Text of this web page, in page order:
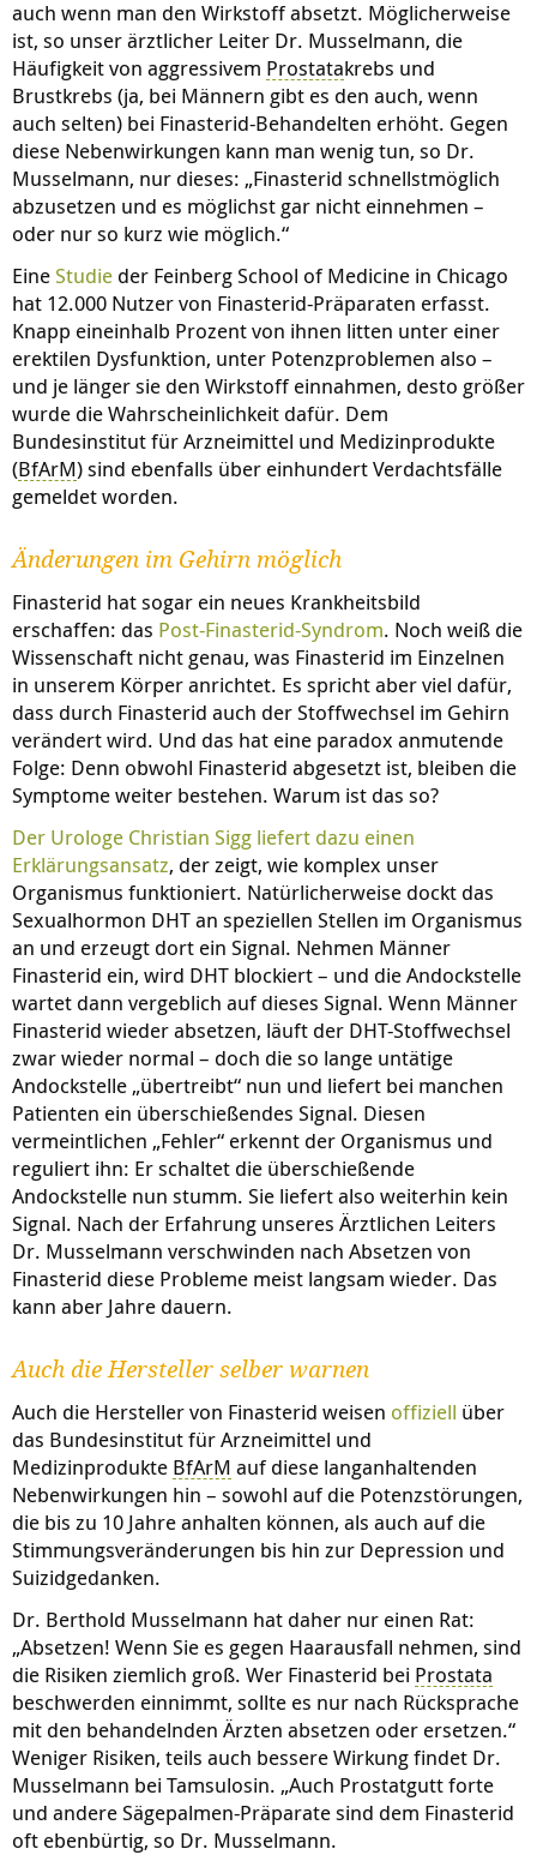
auch wenn man den Wirkstoff absetzt. Möglicherweise
ist, so unser ärztlicher Leiter Dr. Musselmann, die
Häufigkeit von aggressivem Prostatakrebs und
Brustkrebs (ja, bei Männern gibt es den auch, wenn
auch selten) bei Finasterid-Behandelten erhöht. Gegen
diese Nebenwirkungen kann man wenig tun, so Dr.
Musselmann, nur dieses: „Finasterid schnellstmöglich
abzusetzen und es möglichst gar nicht einnehmen –
oder nur so kurz wie möglich.“
EineStudie der Feinberg School of Medicine in Chicago
hat 12.000 Nutzer von Finasterid-Präparaten erfasst.
Knapp eineinhalb Prozent von ihnen litten unter einer
erektilen Dysfunktion, unter Potenzproblemen also –
und je länger sie den Wirkstoff einnahmen, desto größer
wurde die Wahrscheinlichkeit dafür. Dem
Bundesinstitut für Arzneimittel und Medizinprodukte
(BfArM) sind ebenfalls über einhundert Verdachtsfälle
gemeldet worden.
Änderungen im Gehirn möglich
Finasterid hat sogar ein neues Krankheitsbild
erschaffen: das Post-Finasterid-Syndrom. Noch weiß die
Wissenschaft nicht genau, was Finasterid im Einzelnen
in unserem Körper anrichtet. Es spricht aber viel dafür,
dass durch Finasterid auch der Stoffwechsel im Gehirn
verändert wird. Und das hat eine paradox anmutende
Folge: Denn obwohl Finasterid abgesetzt ist, bleiben die
Symptome weiter bestehen. Warum ist das so?
Der Urologe Christian Sigg liefert dazu einen
Erklärungsansatz, der zeigt, wie komplex unser
Organismus funktioniert. Natürlicherweise dockt das
Sexualhormon DHT an speziellen Stellen im Organismus
an und erzeugt dort ein Signal. Nehmen Männer
Finasterid ein, wird DHT blockiert – und die Andockstelle
wartet dann vergeblich auf dieses Signal. Wenn Männer
Finasterid wieder absetzen, läuft der DHT-Stoffwechsel
zwar wieder normal – doch die so lange untätige
Andockstelle „übertreibt“ nun und liefert bei manchen
Patienten ein überschießendes Signal. Diesen
vermeintlichen „Fehler“ erkennt der Organismus und
reguliert ihn: Er schaltet die überschießende
Andockstelle nun stumm. Sie liefert also weiterhin kein
Signal. Nach der Erfahrung unseres Ärztlichen Leiters
Dr. Musselmann verschwinden nach Absetzen von
Finasterid diese Probleme meist langsam wieder. Das
kann aber Jahre dauern.
Auch die Hersteller selber warnen
Auch die Hersteller von Finasterid weisen offiziell über
das Bundesinstitut für Arzneimittel und
Medizinprodukte BfArM auf diese langanhaltenden
Nebenwirkungen hin – sowohl auf die Potenzstörungen,
die bis zu 10 Jahre anhalten können, als auch auf die
Stimmungsveränderungen bis hin zur Depression und
Suizidgedanken.
Dr. Berthold Musselmann hat daher nur einen Rat:
„Absetzen! Wenn Sie es gegen Haarausfall nehmen, sind
die Risiken ziemlich groß. Wer Finasterid bei Prostata
beschwerden einnimmt, sollte es nur nach Rücksprache
mit den behandelnden Ärzten absetzen oder ersetzen.“
Weniger Risiken, teils auch bessere Wirkung findet Dr.
Musselmann bei Tamsulosin. „Auch Prostatgutt forte
und andere Sägepalmen-Präparate sind dem Finasterid
oft ebenbürtig, so Dr. Musselmann.